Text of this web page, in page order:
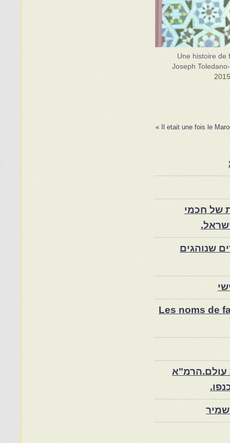
.Une histoire de
Joseph
Il etait une fois le
»
של חכמי
שנוהגים
Les noms de
עולם.הרמ"א